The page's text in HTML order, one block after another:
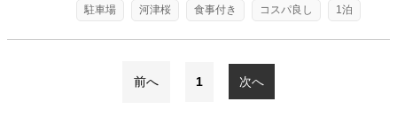
駐車場 河津桜 食事付き コスパ良し 1泊
前へ 1 次へ